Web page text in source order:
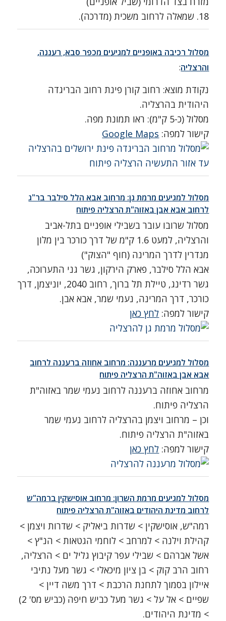
18. שמאלה לרחוב משכית (מדרכה).
מסלול רכיבה באופניים למגיעים מכפר סבא, רעננה,
והרצליה:
נקודת מוצא: רחוב קורן פינת רחוב הבריגדה
היהודית בהרצליה.
מסלול (כ-5 ק"מ): ראו תמונת מפה.
קישור למפה: Google Maps
מסלול למגיעים מרמת גן: מרחוב אבא הלל סילבר בר"ג
לרחוב אבא אבן באזוה"ת הרצליה פיתוח
מסלול שרובו עובר בשבילי אופניים בתל-אביב
והרצליה, למעט 1.6 ק"מ של דרך כורכר בין מלון
מנדרין לדרך המרינה (חוף "הצוק")
אבא הלל סילבר, פארק הירקון, גשר גני התערוכה,
גשר רדינג, טיילת תל ברוך, רחוב 2040, יוניצמן, דרך
כורכר, דרך המרינה, נעמי שמר, אבא אבן.
קישור למפה: לחץ כאן
מסלול למגיעים מרעננה: מרחוב אחוזה ברעננה לרחוב
אבא אבן באזוה"ת הרצליה פיתוח
מרחוב אחוזה ברעננה לרחוב נעמי שמר באזוה"ת
הרצליה פיתוח.
וכן – מרחוב ויצמן בהרצליה לרחוב נעמי שמר
באזוה"ת הרצליה פיתוח.
קישור למפה: לחץ כאן
מסלול למגיעים מרמת השרון: מרחוב אוסישקין ברמה"ש
לרחוב מדינת היהודים באזוה"ת הרצליה פיתוח
רמה"ש, אוסישקין > שדרות ביאליק > שדרות ויצמן >
קהילת וילנה > למרחב > לוחמי הגטאות > הנ"ץ >
אשל אברהם > שבילי עפר קיבוץ גליל ים > הרצליה,
רחוב הרב קוק > בן ציון מיכאלי > גשר מעל נתיבי
איילון בסמוך לתחנת הרכבת > דרך משה דיין >
שפיים > אל על > גשר מעל כביש חיפה (כביש מס' 2)
> מדינת היהודים.